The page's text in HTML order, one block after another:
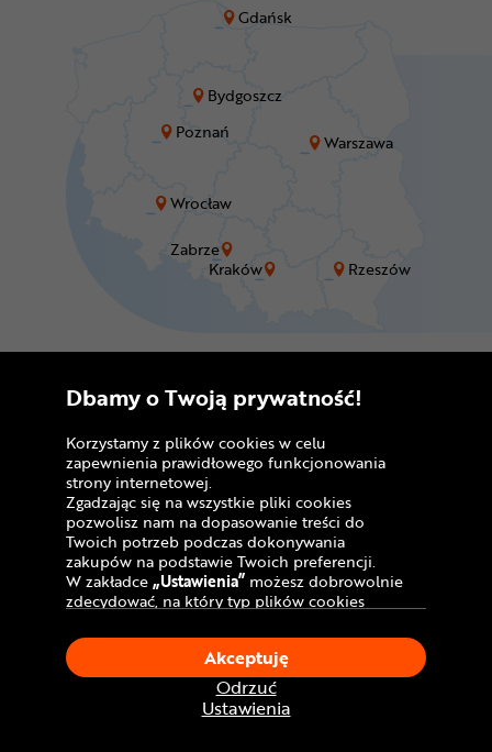
Bydgoszcz
Gdańsk
Kraków
Poznań
Rzeszów
Warszawa
Wrocław
Zabrze
Dostawa do sklepu
stacjonarnego
Odbiór w saloniejuż
w 2 godziny
Dostawa kurierem:
GRATIS!
*Przed ruszeniem w pierwszą trasę
koniecznie zweryfikuj, czy rower jest
Dbamy o Twoją prywatność!
Korzystamy z plików cookies w celu
zapewnienia prawidłowego funkcjonowania
strony internetowej.
Zgadzając się na wszystkie pliki cookies
pozwolisz nam na dopasowanie treści do
Twoich potrzeb podczas dokonywania
zakupów na podstawie Twoich preferencji.
W zakładce„Ustawienia” możesz dobrowolnie
zdecydować, na który typ plików cookies
Klikając„Akceptuję”, wyrażasz zgodę na
stosowanie ciasteczek zgodnie z ustawieniami
Twojej przeglądarki.
W dowolnym momencie, możesz dokonać
zmiany swojego wyboru klikając opcję
Ustawienia
Odrzuć
Akceptuję